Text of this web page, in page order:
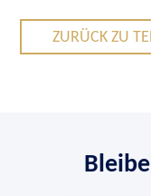
ZURÜCK ZU